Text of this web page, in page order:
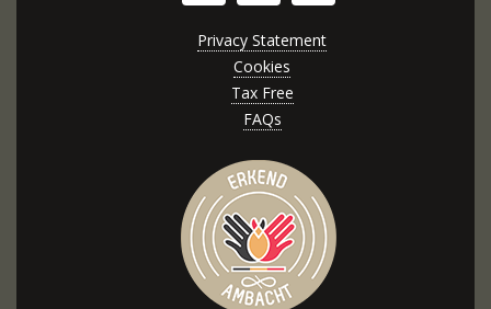
Privacy Statement
Cookies
Tax Free
FAQs